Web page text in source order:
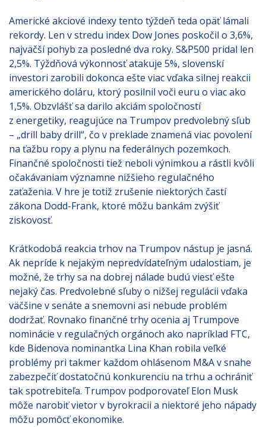
Americké akciové indexy tento týždeň teda opäť lámali
rekordy. Len v stredu index Dow Jones poskočil o 3,6%,
najväčší pohyb za posledné dva roky. S&P500 pridal len
2,5%. Týždňová výkonnosť atakuje 5%, slovenskí
investori zarobili dokonca ešte viac vďaka silnej reakcii
amerického doláru, ktorý posilnil voči euru o viac ako
1,5%. Obzvlášť sa darilo akciám spoločností
z energetiky, reagujúce na Trumpov predvolebný sľub
– „drill baby drill“, čo v preklade znamená viac povolení
na ťažbu ropy a plynu na federálnych pozemkoch.
Finančné spoločnosti tiež neboli výnimkou a rástli kvôli
očakávaniam významne nižšieho regulačného
zaťaženia. V hre je totiž zrušenie niektorých častí
zákona Dodd-Frank, ktoré môžu bankám zvýšiť
ziskovosť.
Krátkodobá reakcia trhov na Trumpov nástup je jasná.
Ak nepríde k nejakým nepredvídateľným udalostiam, je
možné, že trhy sa na dobrej nálade budú viesť ešte
nejaký čas. Predvolebné sľuby o nižšej regulácii vďaka
väčšine v senáte a snemovni asi nebude problém
dodržať. Rovnako finančné trhy ocenia aj Trumpove
nominácie v regulačných orgánoch ako napríklad FTC,
kde Bidenova nominantka Lina Khan robila veľké
problémy pri takmer každom ohlásenom M&A v snahe
zabezpečiť dostatočnú konkurenciu na trhu a ochrániť
tak spotrebiteľa. Trumpov podporovateľ Elon Musk
môže narobiť vietor v byrokracii a niektoré jeho nápady
môžu pomôcť ekonomike.